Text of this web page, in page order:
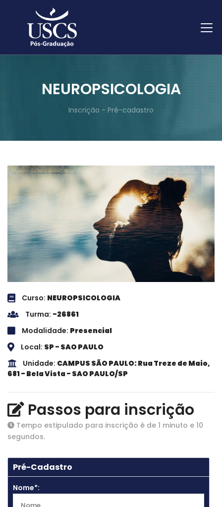
NEUROPSICOLOGIA
Inscrição - Pré-cadastro
Curso: NEUROPSICOLOGIA
Turma: -26861
Modalidade: Presencial
Local: SP - SAO PAULO
Unidade: CAMPUS SÃO PAULO: Rua Treze de Maio,
681 - Bela Vista - SAO PAULO/SP
Passos para inscrição
Tempo estipulado para inscrição é de 1 minuto e 10
segundos.
1
Pré-Cadastro
Nome*: